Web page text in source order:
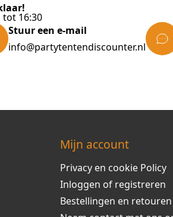
tot 16:30
Stuur een e-mail
info@partytentendiscounter.nl
Mijn account
Privacy en cookie Policy
Inloggen of registreren
Bestellingen en retouren